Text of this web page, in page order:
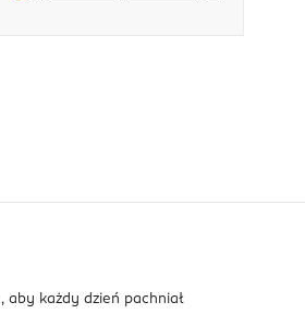
każdy dzień pachniał